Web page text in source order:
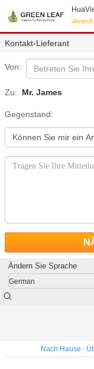
überprüft
Kontakt-Lieferant
Von:
Zu: Mr. James
Gegenstand:
Ändern Sie Sprache
German
Nach Hause